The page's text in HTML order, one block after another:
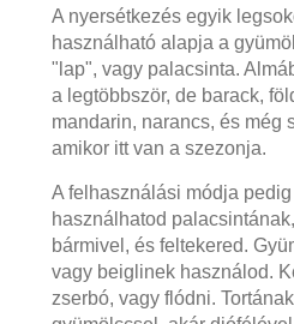
A nyersétkezés egyik
használható alapja a
"lap", vagy palacsinta.
a legtöbbször, de barack,
mandarin, narancs, és még
amikor itt van a szezonja.
A felhasználási módja
használhatod
bármivel, és feltekered.
vagy beiglinek használod.
zserbó, vagy flódni.